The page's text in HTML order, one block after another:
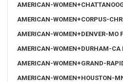
AMERICAN-
AMERICAN-WOMEN+CORPUS-
AMERICAN-WOMEN+DENVER-MO
AMERICAN-WOMEN+DURHAM-CA
AMERICAN-WOMEN+GRAND-
AMERICAN-WOMEN+HOUSTON-